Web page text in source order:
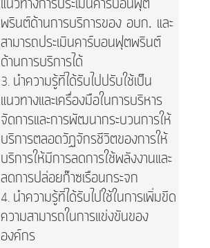
พรินต์ด้านการบริการของ อบก. และ
สามารถประเมินคาร์บอนฟุตพรินต์
ด้านการบริการได้
นำความรู้ที่ได้รับไปปรับใช้เป็น
แนวทางและเครื่องมือในการบริหาร
จัดการและการพัฒนากระบวนการให้
บริการตลอดวัฏจักรชีวิตของการให้
บริการให้มีการลดการใช้พลังงานและ
ลดการปล่อยก๊าซเรือนกระจก
นำความรู้ที่ได้รับไปใช้ในการเพิ่มขีด
ความสามารถในการแข่งขันของ
องค์กร